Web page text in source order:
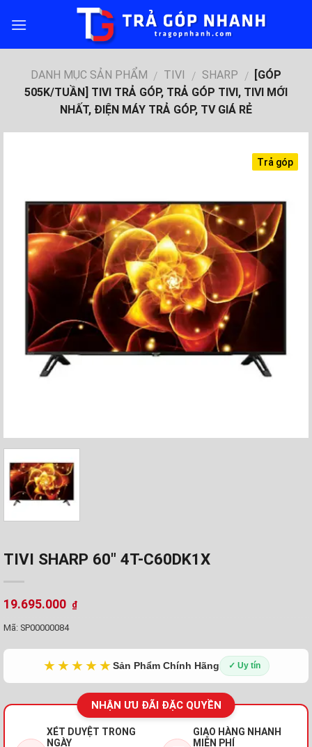
DANH MỤC SẢN PHẨM / TIVI / SHARP /
[GÓP
505K/TUẦN] TIVI TRẢ GÓP, TRẢ GÓP TIVI, TIVI MỚI
NHẤT, ĐIỆN MÁY TRẢ GÓP, TV GIÁ RẺ
Trả góp
TIVI SHARP 60" 4T-C60DK1X
19.695.000 ₫
Mã: SP00000084
★★★★★Sản Phẩm Chính Hãng ✓ Uy tín
NHẬN ƯU ĐÃI ĐẶC QUYỀN
XÉT DUYỆT TRONG
NGÀY
GIAO HÀNG NHANH
MIỄN PHÍ